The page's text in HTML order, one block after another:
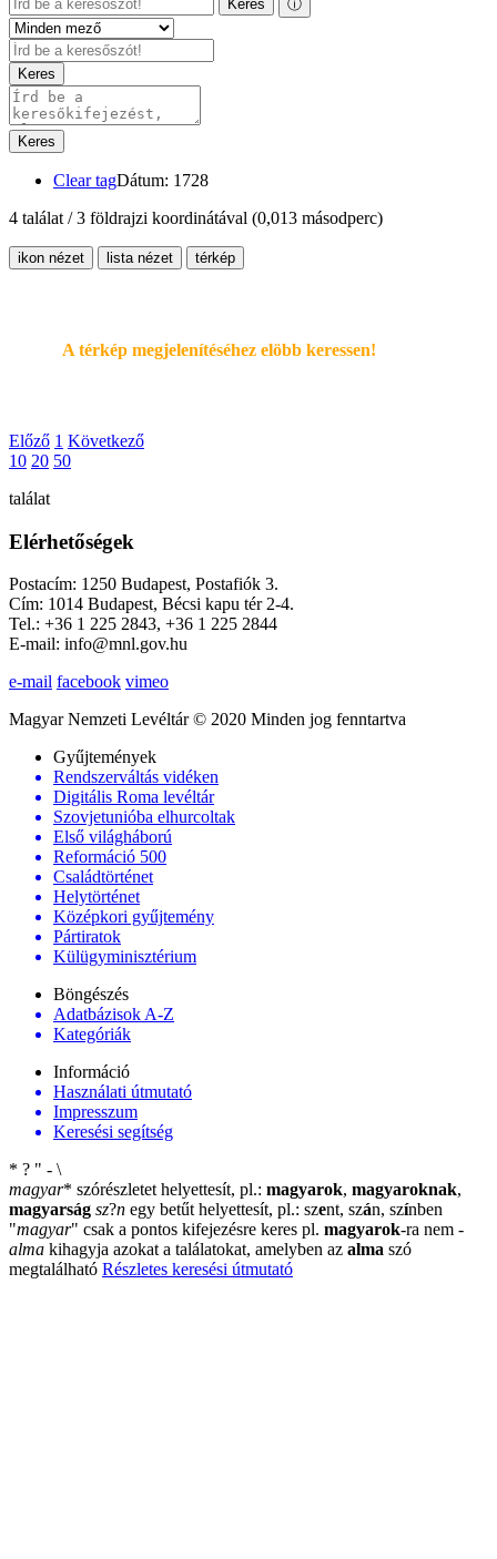
Keres ⓘ
Keres
Keres
Clear tagDátum: 1728
4 találat / 3 földrajzi koordinátával (0,013 másodperc)
ikon nézet lista nézet térkép
A térkép megjelenítéséhez elöbb keressen!
Előző 1 Következő
10 20 50
találat
Elérhetőségek
Postacím: 1250 Budapest, Postafiók 3.
Cím: 1014 Budapest, Bécsi kapu tér 2-4.
Tel.: +36 1 225 2843, +36 1 225 2844
E-mail: info@mnl.gov.hu
e-mail facebook vimeo
Magyar Nemzeti Levéltár © 2020 Minden jog fenntartva
Gyűjtemények
Rendszerváltás vidéken
Digitális Roma levéltár
Szovjetunióba elhurcoltak
Első világháború
Reformáció 500
Családtörténet
Helytörténet
Középkori gyűjtemény
Pártiratok
Külügyminisztérium
Böngészés
Adatbázisok A-Z
Kategóriák
Információ
Használati útmutató
Impresszum
Keresési segítség
* ? " - \
magyar* szórészletet helyettesít, pl.: magyarok, magyaroknak,
magyarság sz?n egy betűt helyettesít, pl.: szent, szán, színben
"magyar" csak a pontos kifejezésre keres pl. magyarok-ra nem -
alma kihagyja azokat a találatokat, amelyben az alma szó
megtalálható Részletes keresési útmutató